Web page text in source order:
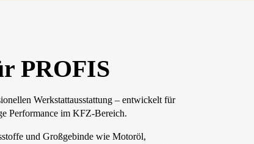
PROFIS
Werkstattausstattung – entwickelt für
Performance im KFZ-Bereich.
und Großgebinde wie Motoröl,